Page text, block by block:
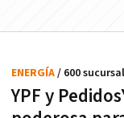
YPF y
ENERGÍA/ 600